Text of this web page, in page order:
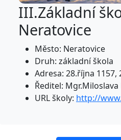
III.Základní
Neratovice
Město: Neratovice
Druh: základní škola
Adresa: 28.října 1157,
Ředitel: Mgr.Miloslava
URL školy: http://